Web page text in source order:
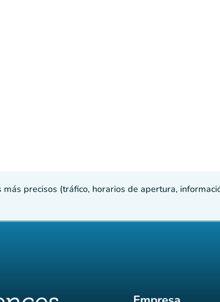
precisos (tráfico, horarios de apertura,